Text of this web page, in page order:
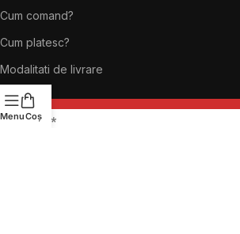
Cum comand?
Cum platesc?
Modalitati de livrare
MenuCoș